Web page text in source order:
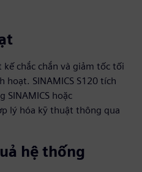
chắc chắn và giảm tốc tối
hoạt. SINAMICS S120 tích
SINAMICS hoặc
lý hóa kỹ thuật thông qua
hệ thống